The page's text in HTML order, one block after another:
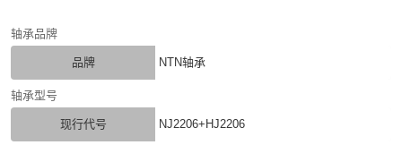
轴承品牌
品牌 NTN轴承
轴承型号
现行代号 NJ2206+HJ2206